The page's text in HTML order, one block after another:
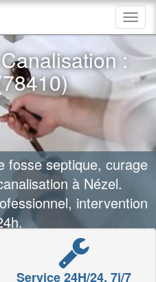
:
fosse septique, curage
à Nézel.
intervention
Service 24H/24, 7j/7